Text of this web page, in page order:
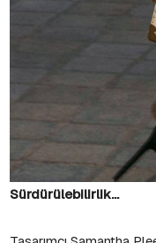
Sürdürülebilirlik…